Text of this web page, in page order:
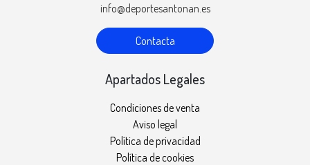
info@deportesantonan.es
Contacta
Apartados Legales
Condiciones de venta
Aviso legal
Política de privacidad
Política de cookies